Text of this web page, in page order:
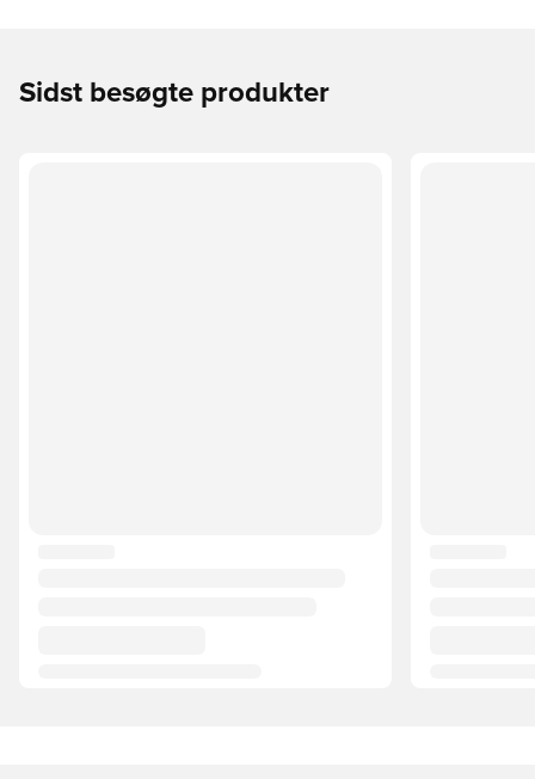
Sidst besøgte produkter